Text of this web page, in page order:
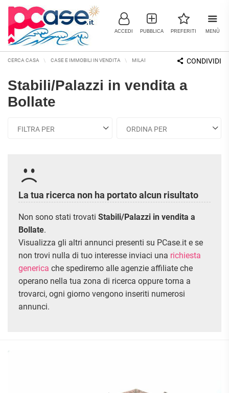
ACCEDI PUBBLICA PREFERITI MENÙ
CONDIVIDI
IMMOBILI IN VENDITA
BILOCALI
TRILOCALI
ATTICI
INDIPENDENTI
LOFT
MANSARDE
VILLE
RUSTICI E
MAGAZZINI
NEGOZI
UFFICI
COMMERCIALI
TERRENI
AGRICOLI
COMMERCIALI
APPARTAMENTI
RISTRUTTURATI
APPARTAMENTI VICINO ALLA
VILLE CON GIARDINO
VILLETTE A SCHIERA
IMMOBILI IN AFFITTO
FREQUENTI
CERCA CASA CASE E IMMOBILI IN VENDITA MILANO E PROVINCIA BOLLATE
Stabili/Palazzi in vendita a
Bollate
La tua ricerca non ha portato alcun risultato
Non sono stati trovati Stabili/Palazzi in vendita a
Bollate.
Visualizza gli altri annunci presenti su PCase.it e se
non trovi nulla di tuo interesse inviaci una richiesta
generica che spediremo alle agenzie affiliate che
operano nella tua zona di ricerca oppure torna a
trovarci, ogni giorno vengono inseriti numerosi
annunci.